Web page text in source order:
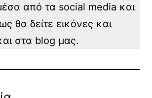
από τα social media και
θα δείτε εικόνες και
στα blog μας.